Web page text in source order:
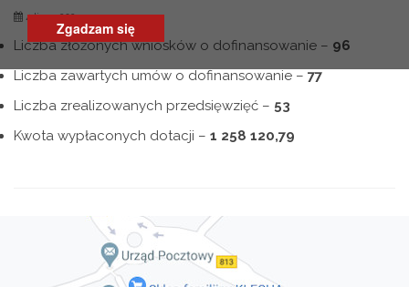
4 lipca 2023
Liczba złożonych wniosków o dofinansowanie – 96
Liczba zawartych umów o dofinansowanie – 77
Liczba zrealizowanych przedsięwzięć – 53
Kwota wypłaconych dotacji – 1 258 120,79
Zgadzam się